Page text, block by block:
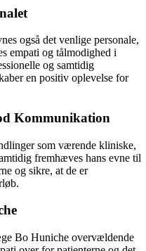
også det venlige personale,
empati og tålmodighed i
og samtidig
en positiv oplevelse for
Kommunikation
som værende kliniske,
fremhæves hans evne til
og sikre, at de er
Bo Huniche overvældende